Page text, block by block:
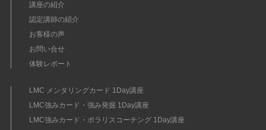
講座の紹介
認定講師の紹介
お客様の声
お問い合せ
体験レポート
LMC メンタリングカード 1Day講座
LMC強みカード・強み発掘 1Day講座
LMC強みカード・ポラリスコーチング 1Day講座